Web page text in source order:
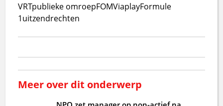
VRTpublieke omroepFOMViaplayFormule
1uitzendrechten
Meer over dit onderwerp